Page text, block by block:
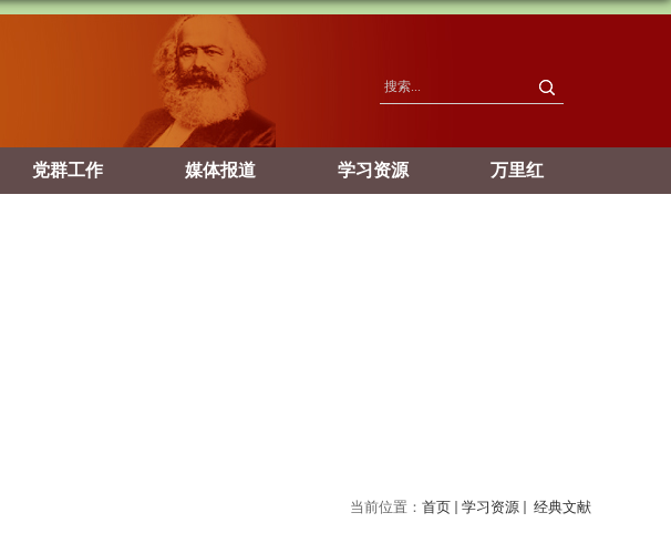
党群工作 媒体报道 学习资源 万里红
当前位置： 首页 学习资源 经典文献